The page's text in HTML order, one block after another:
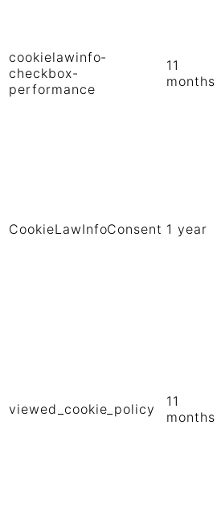
cookielawinfo-
checkbox-
performance
11
months
CookieLawInfoConsent 1 year
viewed_cookie_policy
11
months